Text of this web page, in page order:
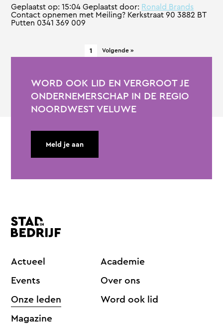
Geplaatst op:15:04Geplaatst door: Ronald Brands
Contact opnemen met Meiling? Kerkstraat 90 3882 BT
Putten 0341 369 009
1 Volgende »
WORD OOK LID EN VERGROOT JE
ONDERNEMERSCHAP IN DE REGIO
NOORDWEST VELUWE
Meld je aan
Actueel
Events
Onze leden
Magazine
Academie
Over ons
Word ook lid